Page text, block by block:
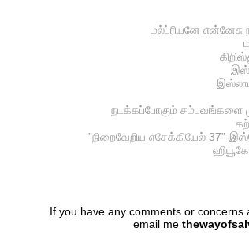
மல்ப்ரியனே என்னேசு
நடக்கப்போகும் சம்பவங்களை
”நிறைவேறிய எசேக்கியேல் 37”-
If you have any comments or concerns
email me